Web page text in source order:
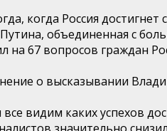
когда Россия достигнет
объединенная с
67 вопросов граждан
о высказывании
видим каких успехов